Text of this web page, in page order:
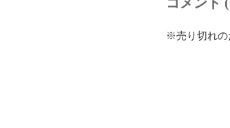
※売り切れの